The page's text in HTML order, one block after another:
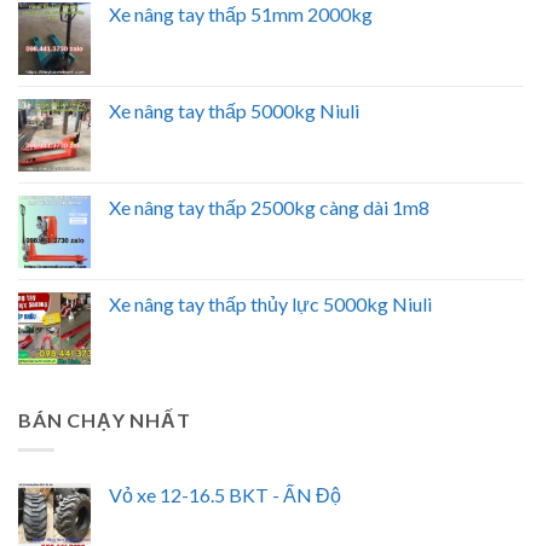
Xe nâng tay thấp 51mm 2000kg
Xe nâng tay thấp 5000kg Niuli
Xe nâng tay thấp 2500kg càng dài 1m8
Xe nâng tay thấp thủy lực 5000kg Niuli
BÁN CHẠY NHẤT
Vỏ xe 12-16.5 BKT - ẤN Độ